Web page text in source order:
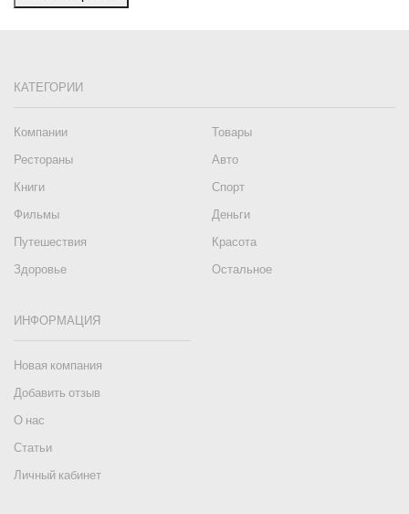
КАТЕГОРИИ
Компании
Товары
Рестораны
Авто
Книги
Спорт
Фильмы
Деньги
Путешествия
Красота
Здоровье
Остальное
ИНФОРМАЦИЯ
Новая компания
Добавить отзыв
О нас
Статьи
Личный кабинет